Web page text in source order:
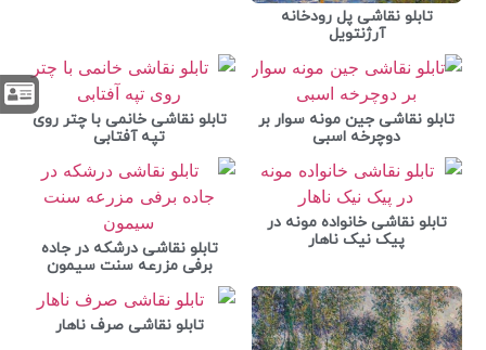
تابلو نقاشی پل رودخانه
آرژنتویل
تابلو نقاشی جین مونه سوار بر
دوچرخه اسبی
تابلو نقاشی خانمی با چتر روی
تپه آفتابی
تابلو نقاشی خانواده مونه در
پیک نیک ناهار
تابلو نقاشی درشکه در جاده
برفی مزرعه سنت سیمون
تابلو نقاشی صرف ناهار